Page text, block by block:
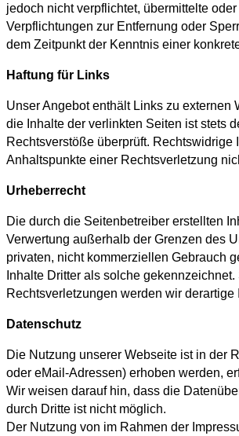
jedoch nicht verpflichtet, übermittelte
Verpflichtungen zur Entfernung oder
dem Zeitpunkt der Kenntnis einer
Haftung für Links
Unser Angebot enthält Links zu
die Inhalte der verlinkten Seiten ist stets
Rechtsverstöße überprüft.
Anhaltspunkte einer Rechtsverletzung
Urheberrecht
Die durch die Seitenbetreiber erstellten
Verwertung außerhalb der Grenzen des
privaten, nicht kommerziellen Gebrauch
Inhalte Dritter als solche
Rechtsverletzungen werden wir
Datenschutz
Die Nutzung unserer Webseite ist in der
oder eMail-Adressen) erhoben werden,
Wir weisen darauf hin, dass die
durch Dritte ist nicht möglich.
Der Nutzung von im Rahmen der